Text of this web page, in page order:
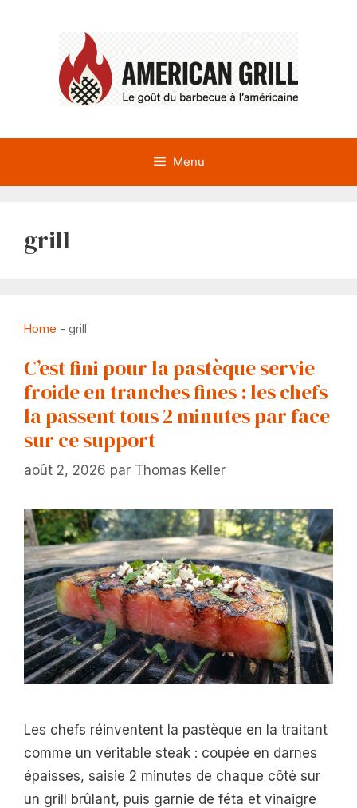
Menu
grill
Home - grill
C’est fini pour la pastèque servie
froide en tranches fines : les chefs
la passent tous 2 minutes par face
sur ce support
août 2, 2026 par Thomas Keller
Les chefs réinventent la pastèque en la traitant
comme un véritable steak : coupée en darnes
épaisses, saisie 2 minutes de chaque côté sur
un grill brûlant, puis garnie de féta et vinaigre